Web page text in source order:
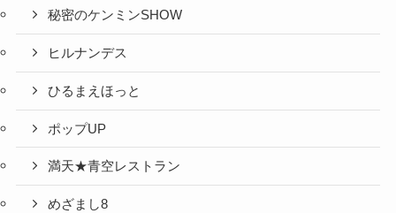
秘密のケンミンSHOW
ヒルナンデス
ひるまえほっと
ポップUP
満天★青空レストラン
めざまし8